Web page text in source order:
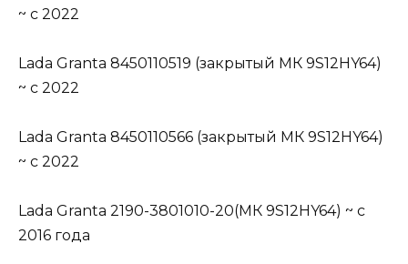
~ c 2022
Lada Granta 8450110519 (закрытый МК 9S12HY64)
~ c 2022
Lada Granta 8450110566 (закрытый МК 9S12HY64)
~ c 2022
Lada Granta 2190-3801010-20(МК 9S12HY64) ~ c
2016 года